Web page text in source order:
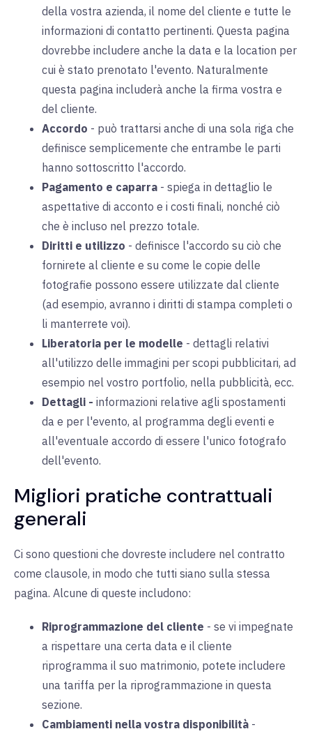
della vostra azienda, il nome del cliente e tutte le
informazioni di contatto pertinenti. Questa pagina
dovrebbe includere anche la data e la location per
cui è stato prenotato l'evento. Naturalmente
questa pagina includerà anche la firma vostra e
del cliente.
Accordo - può trattarsi anche di una sola riga che
definisce semplicemente che entrambe le parti
hanno sottoscritto l'accordo.
Pagamento e caparra - spiega in dettaglio le
aspettative di acconto e i costi finali, nonché ciò
che è incluso nel prezzo totale.
Diritti e utilizzo - definisce l'accordo su ciò che
fornirete al cliente e su come le copie delle
fotografie possono essere utilizzate dal cliente
(ad esempio, avranno i diritti di stampa completi o
li manterrete voi).
Liberatoria per le modelle - dettagli relativi
all'utilizzo delle immagini per scopi pubblicitari, ad
esempio nel vostro portfolio, nella pubblicità, ecc.
Dettagli - informazioni relative agli spostamenti
da e per l'evento, al programma degli eventi e
all'eventuale accordo di essere l'unico fotografo
dell'evento.
Migliori pratiche contrattuali
generali
Ci sono questioni che dovreste includere nel contratto
come clausole, in modo che tutti siano sulla stessa
pagina. Alcune di queste includono:
Riprogrammazione del cliente - se vi impegnate
a rispettare una certa data e il cliente
riprogramma il suo matrimonio, potete includere
una tariffa per la riprogrammazione in questa
sezione.
Cambiamenti nella vostra disponibilità -